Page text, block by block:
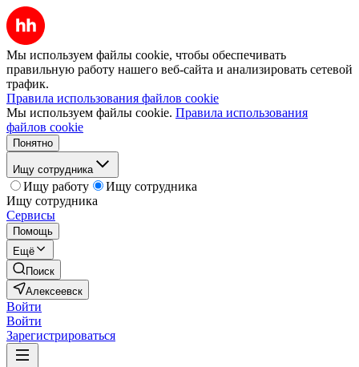
Мы используем файлы cookie, чтобы обеспечивать
правильную работу нашего веб-сайта и анализировать сетевой
трафик.
Правила использования файлов cookie
Мы используем файлы cookie. Правила использования
файлов cookie
Понятно
Ищу сотрудника
Ищу работу
Ищу сотрудника
Ищу сотрудника
Сервисы
Помощь
Ещё
Поиск
Алексеевск
Войти
Войти
Зарегистрироваться